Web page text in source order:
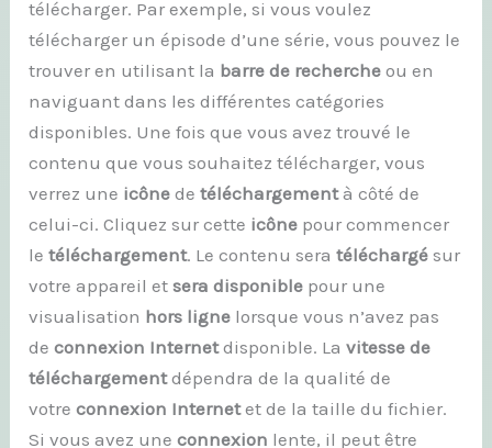
télécharger. Par exemple, si vous voulez
télécharger un épisode d’une série, vous pouvez le
trouver en utilisant la barre de recherche ou en
naviguant dans les différentes catégories
disponibles. Une fois que vous avez trouvé le
contenu que vous souhaitez télécharger, vous
verrez une icône detéléchargementà côté de
celui-ci. Cliquez sur cette icône pour commencer
letéléchargement. Le contenu seratéléchargé sur
votre appareil etsera disponible pour une
visualisation hors ligne lorsque vous n’avez pas
deconnexion Internetdisponible. Lavitesse de
téléchargementdépendra de la qualité de
votreconnexion Internetet de la taille du fichier.
Si vous avez uneconnexion lente, il peut être